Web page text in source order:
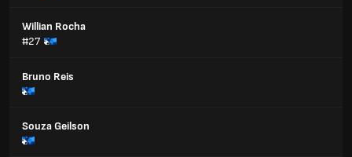
Willian Rocha
#27
Bruno Reis
Souza Geilson